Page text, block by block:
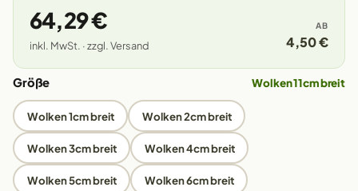
64,29 €
inkl. MwSt. · zzgl. Versand
AB
4,50 €
Größe Wolken 11cm breit
Wolken 1cm breit Wolken 2cm breit
Wolken 3cm breit Wolken 4cm breit
Wolken 5cm breit Wolken 6cm breit